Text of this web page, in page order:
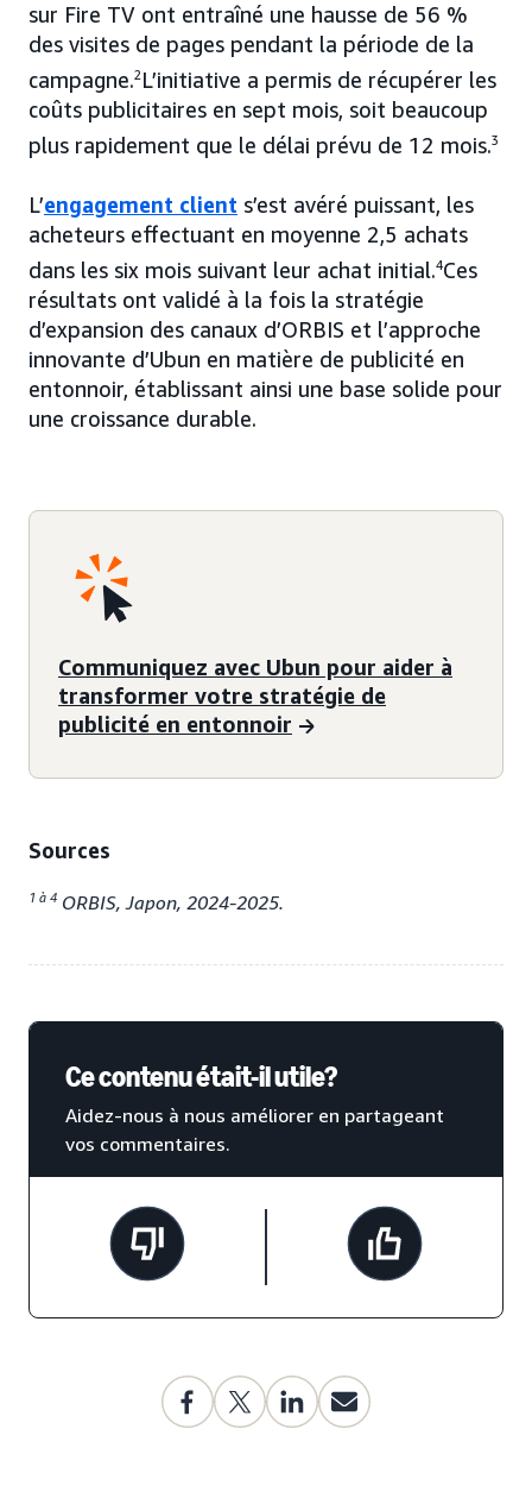
sur Fire TV ont entraîné une hausse de 56 %
des visites de pages pendant la période de la
campagne.2 L’initiative a permis de récupérer les
coûts publicitaires en sept mois, soit beaucoup
plus rapidement que le délai prévu de 12 mois.3
L’engagement client s’est avéré puissant, les
acheteurs effectuant en moyenne 2,5 achats
dans les six mois suivant leur achat initial.4Ces
résultats ont validé à la fois la stratégie
d’expansion des canaux d’ORBIS et l’approche
innovante d’Ubun en matière de publicité en
entonnoir, établissant ainsi une base solide pour
une croissance durable.
Communiquez avec Ubun pour aider à
transformer votre stratégie de
publicité en entonnoir
Sources
1 à 4 ORBIS, Japon, 2024-2025.
Ce contenu était-il utile?
Aidez-nous à nous améliorer en partageant
vos commentaires.